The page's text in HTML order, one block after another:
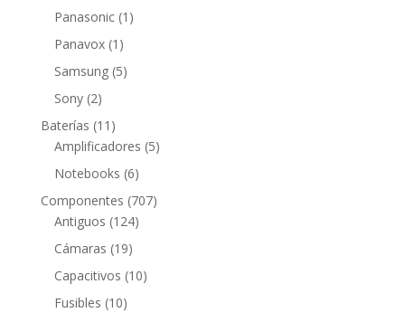
productos
Panasonic 1 1
Panavox 1 1
producto
Samsung 55
Sony 22
productos
Baterías 11 11
productos
Amplificadores 55
Notebooks 66
productos
Componentes 707707
Antiguos 124124
Cámaras 1919
productos
Capacitivos 1010
Fusibles 1010